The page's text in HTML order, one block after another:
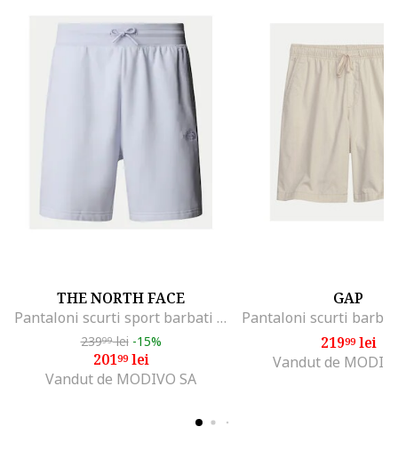
THE NORTH FACE
Pantaloni scurti sport barbati NF0A8C2G0TI1, Bumbac/Poliester, Albastru deschis, Albastru deschis
23999lei -15%
20199lei
Vandut de MODIVO SA
GAP
21999lei
Vandut de